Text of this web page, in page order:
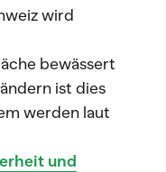
wird
bewässert
ist dies
werden laut
und